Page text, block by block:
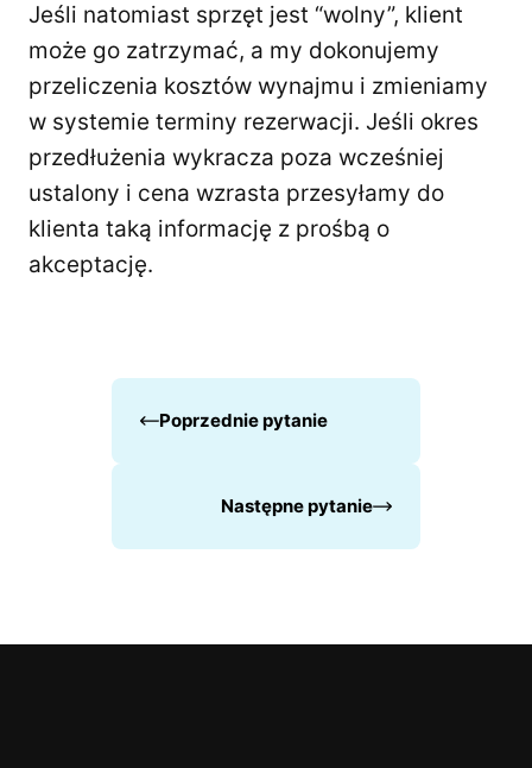
Jeśli natomiast sprzęt jest “wolny”, klient
może go zatrzymać, a my dokonujemy
przeliczenia kosztów wynajmu i zmieniamy
w systemie terminy rezerwacji. Jeśli okres
przedłużenia wykracza poza wcześniej
ustalony i cena wzrasta przesyłamy do
klienta taką informację z prośbą o
akceptację.
Poprzednie pytanie
Następne pytanie